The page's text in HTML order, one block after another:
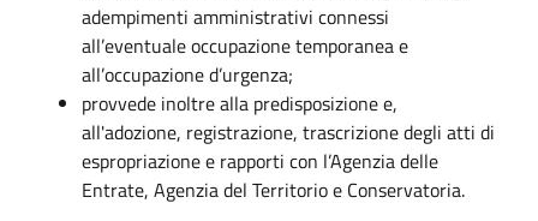
adempimenti amministrativi connessi
all’eventuale occupazione temporanea e
all’occupazione d’urgenza;
provvede inoltre alla predisposizione e,
all'adozione, registrazione, trascrizione degli atti di
espropriazione e rapporti con l’Agenzia delle
Entrate, Agenzia del Territorio e Conservatoria.